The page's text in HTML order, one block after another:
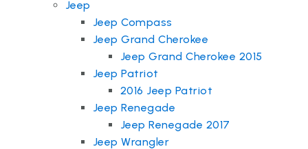
Jeep
Jeep Compass
Jeep Grand Cherokee
Jeep Grand Cherokee 2015
Jeep Patriot
2016 Jeep Patriot
Jeep Renegade
Jeep Renegade 2017
Jeep Wrangler